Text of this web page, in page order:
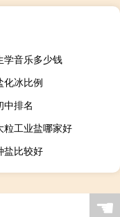
学音乐多少钱
化冰比例
中排名
粒工业盐哪家好
盐比较好
☚